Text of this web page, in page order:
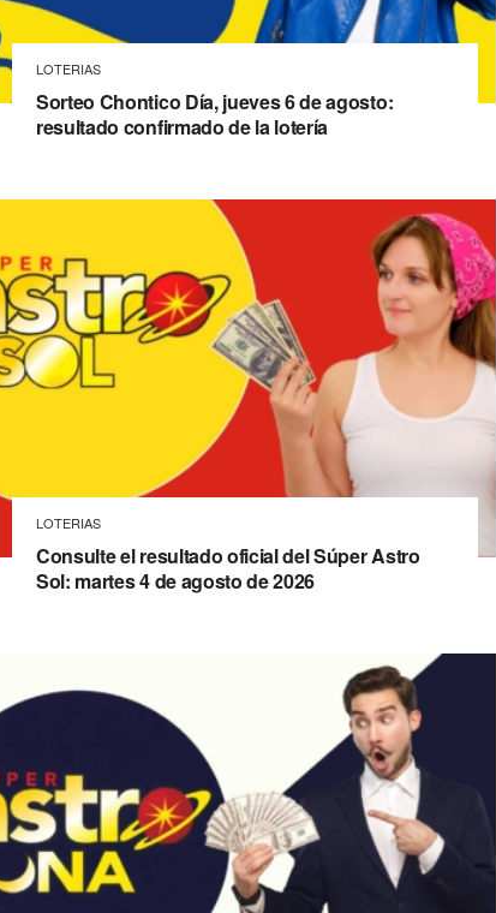
LOTERIAS
Sorteo Chontico Día, jueves 6 de agosto:
resultado confirmado de la lotería
LOTERIAS
Consulte el resultado oficial del Súper Astro
Sol: martes 4 de agosto de 2026